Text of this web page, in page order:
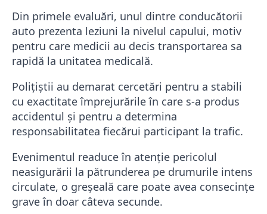
Din primele evaluări, unul dintre conducătorii
auto prezenta leziuni la nivelul capului, motiv
pentru care medicii au decis transportarea sa
rapidă la unitatea medicală.
Polițiștii au demarat cercetări pentru a stabili
cu exactitate împrejurările în care s-a produs
accidentul și pentru a determina
responsabilitatea fiecărui participant la trafic.
Evenimentul readuce în atenție pericolul
neasigurării la pătrunderea pe drumurile intens
circulate, o greșeală care poate avea consecințe
grave în doar câteva secunde.